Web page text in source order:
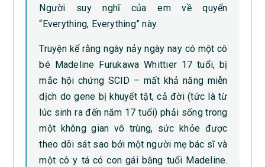
Người suy nghĩ của em về quyển
“Everything, Everything” này.
Truyện kể rằng ngày nảy ngày nay có một cô
bé Madeline Furukawa Whittier 17 tuổi, bị
mắc hội chứng SCID – mất khả năng miễn
dịch do gene bị khuyết tật, cả đời (tức là từ
lúc sinh ra đến năm 17 tuổi) phải sống trong
một không gian vô trùng, sức khỏe được
theo dõi sát sao bởi một người mẹ bác sĩ và
một cô y tá có con gái bằng tuổi Madeline.